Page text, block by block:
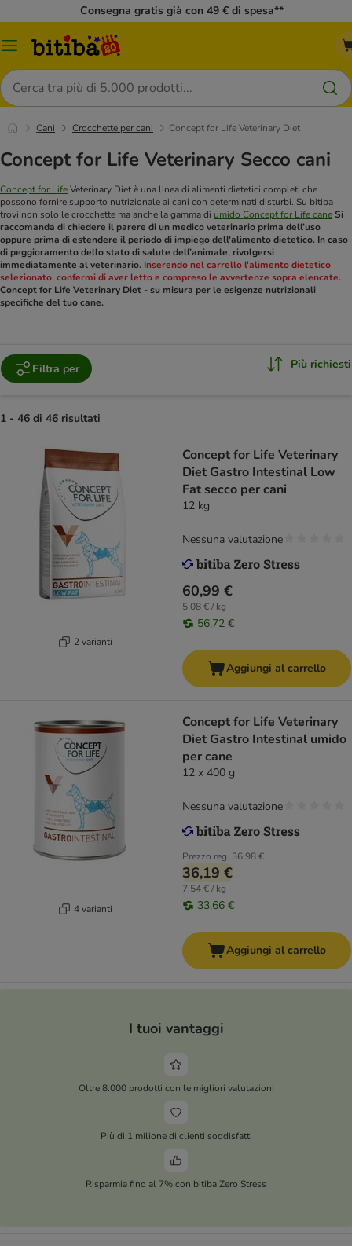
Consegna gratis già con 49 € di spesa**
Overview
Cerca
Cani Crocchette per cani Concept for Life Veterinary Diet
Concept for Life Veterinary Secco cani
Concept for LifeVeterinary Diet è una linea di alimenti dietetici completi che
possono fornire supporto nutrizionale ai cani con determinati disturbi. Su bitiba
trovi non solo le crocchette ma anche la gamma di umido Concept for Life caneSi
raccomanda di chiedere il parere di un medico veterinario prima dell’uso
oppure prima di estendere il periodo di impiego dell'alimento dietetico. In caso
di peggioramento dello stato di salute dell’animale, rivolgersi
immediatamente al veterinario. Inserendo nel carrello l'alimento dietetico
selezionato, confermi di aver letto e compreso le avvertenze sopra elencate.
Concept for Life Veterinary Diet - su misura per le esigenze nutrizionali
specifiche del tuo cane.
Filtra per Più richiesti
1 - 46 di 46 risultati
2 varianti
Concept for Life Veterinary
Diet Gastro Intestinal Low
Fat secco per cani
12 kg
60,99 €
5,08 € / kg
56,72 €
Nessuna valutazione
Aggiungi al carrello
4 varianti
Concept for Life Veterinary
Diet Gastro Intestinal umido
per cane
12 x 400 g
Prezzo reg. 36,98 €
36,19 €
7,54 € / kg
33,66 €
Nessuna valutazione
Aggiungi al carrello
I tuoi vantaggi
Oltre 8.000 prodotti con le migliori valutazioni
Più di 1 milione di clienti soddisfatti
Risparmia fino al 7% con bitiba Zero Stress